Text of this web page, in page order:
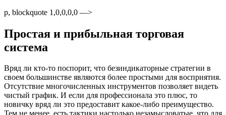
p, blockquote 1,0,0,0,0 —>
Простая и прибыльная торговая
система
Вряд ли кто-то поспорит, что безиндикаторные стратегии в
своем большинстве являются более простыми для восприятия.
Отсутствие многочисленных инструментов позволяет видеть
чистый график. И если для профессионала это плюс, то
новичку вряд ли это предоставит какое-либо преимущество.